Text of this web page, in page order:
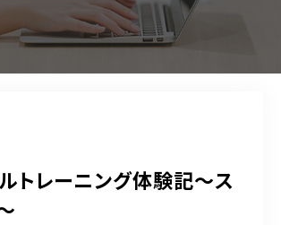
トレーニング体験記〜ス
代表挨拶
アクセス